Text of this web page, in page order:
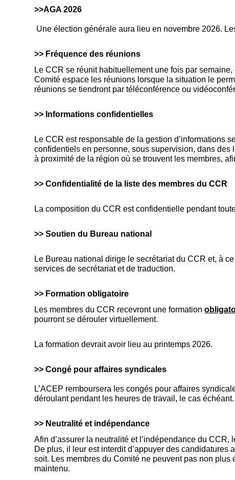
>>AGA 2026
Une élection générale aura lieu en novembre 2026.
>> Fréquence des réunions
Le CCR se réunit habituellement une fois par
Comité espace les réunions lorsque la situation le
réunions se tiendront par téléconférence ou
>> Informations confidentielles
Le CCR est responsable de la gestion d’informations
confidentiels en personne, sous supervision, dans
à proximité de la région où se trouvent les membres,
>> Confidentialité de la liste des membres du CCR
La composition du CCR est confidentielle pendant
>> Soutien du Bureau national
Le Bureau national dirige le secrétariat du CCR et, à
services de secrétariat et de traduction.
>> Formation obligatoire
Les membres du CCR recevront une formation
pourront se dérouler virtuellement.
La formation devrait avoir lieu au printemps 2026.
>> Congé pour affaires syndicales
L’ACEP remboursera les congés pour affaires
déroulant pendant les heures de travail, le cas échéant.
>> Neutralité et indépendance
Afin d’assurer la neutralité et l’indépendance du
De plus, il leur est interdit d’appuyer des
soit. Les membres du Comité ne peuvent pas non
maintenu.